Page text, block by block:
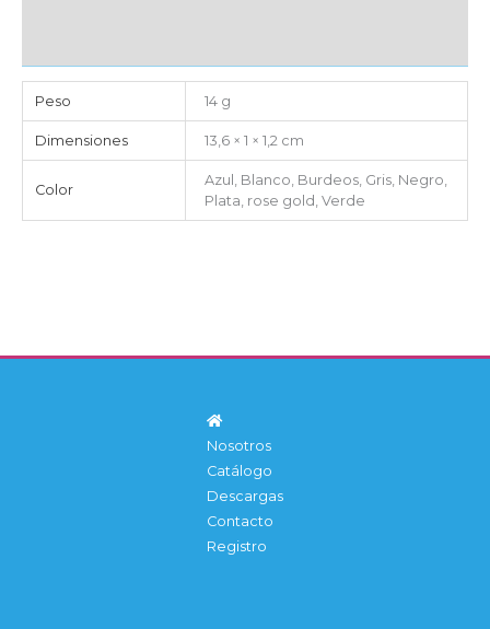
Peso 14 g
Dimensiones 13,6 × 1 × 1,2 cm
Color
Azul, Blanco, Burdeos, Gris, Negro,
Plata, rose gold, Verde
Nosotros
Catálogo
Descargas
Contacto
Registro